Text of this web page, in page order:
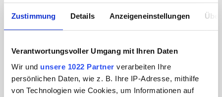
Zustimmung Details Anzeigeneinstellungen
Verantwortungsvoller Umgang mit Ihren Daten
Wir und unsere 1022 Partner verarbeiten Ihre
persönlichen Daten, wie z. B. Ihre IP-Adresse, mithilfe
von Technologien wie Cookies, um Informationen auf